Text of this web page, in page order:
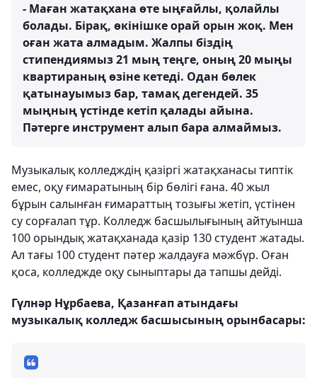
- Маған жатақхана өте ыңғайлы, қолайлы
болады. Бірақ, өкінішке орай орын жоқ. Мен
оған жата алмадым. Жалпы біздің
стипендиямыз 21 мың теңге, оның 20 мыңы
квартираның өзіне кетеді. Одан бөлек
қатынауымыз бар, тамақ дегендей. 35
мыңның үстінде кетіп қалады айына.
Пәтерге инструмент алып бара алмаймыз.
Музыкалық колледждің қазіргі жатақханасы типтік
емес, оқу ғимаратының бір бөлігі ғана. 40 жыл
бұрын салынған ғимараттың тозығы жетіп, үстінен
су сорғалап тұр. Колледж басшылығының айтуынша
100 орындық жатақханада қазір 130 студент жатады.
Ал тағы 100 студент пәтер жалдауға мәжбүр. Оған
қоса, колледжде оқу сыныптары да тапшы дейді.
Гүлнәр Нұрбаева, Қазанғап атындағы
музыкалық колледж басшысының орынбасары: